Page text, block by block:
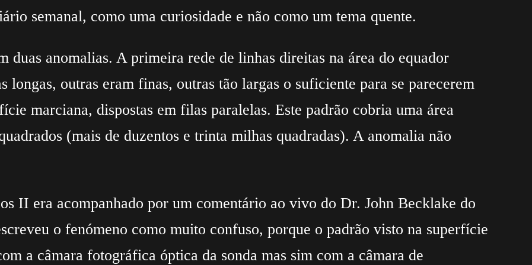
semanal, como uma curiosidade e não como um tema quente.
duas anomalias. A primeira rede de linhas direitas na área do equador
longas, outras eram finas, outras tão largas o suficiente para se parecerem
marciana, dispostas em filas paralelas. Este padrão cobria uma área
(mais de duzentos e trinta milhas quadradas). A anomalia não
II era acompanhado por um comentário ao vivo do Dr. John Becklake do
o fenómeno como muito confuso, porque o padrão visto na superfície
a câmara fotográfica óptica da sonda mas sim com a câmara de